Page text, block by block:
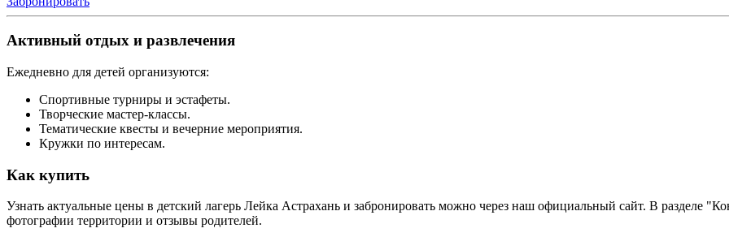
Активный отдых и развлечения
Ежедневно для детей организуются:
Спортивные турниры и эстафеты.
Творческие мастер-классы.
Тематические квесты и вечерние мероприятия.
Кружки по интересам.
Как купить
Узнать актуальные цены в детский лагерь Лейка Астрахань и забронировать можно через наш официальный сайт. В разделе
фотографии территории и отзывы родителей.